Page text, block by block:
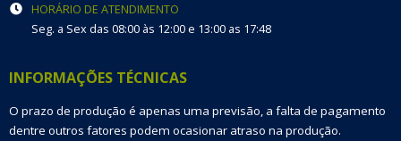
HORÁRIO DE ATENDIMENTO
Seg. a Sex das 08:00 às 12:00 e 13:00 as 17:48
INFORMAÇÕES TÉCNICAS
O prazo de produção é apenas uma previsão, a falta de pagamento
dentre outros fatores podem ocasionar atraso na produção.